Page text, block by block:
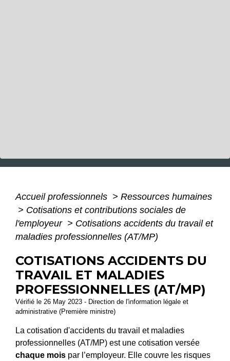
Accueil professionnels > Ressources humaines
> Cotisations et contributions sociales de
l'employeur > Cotisations accidents du travail et
maladies professionnelles (AT/MP)
COTISATIONS ACCIDENTS DU
TRAVAIL ET MALADIES
PROFESSIONNELLES (AT/MP)
Vérifié le 26 May 2023 - Direction de l'information légale et
administrative (Première ministre)
La cotisation d'accidents du travail et maladies
professionnelles (AT/MP) est une cotisation versée
chaque mois par l’employeur. Elle couvre les risques